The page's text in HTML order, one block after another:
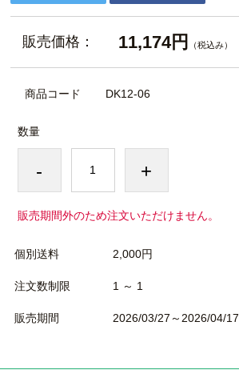
販売価格： 11,174円 （税込み）
商品コード DK12-06
数量
- +
販売期間外のため注文いただけません。
個別送料 2,000円
注文数制限 1 ～ 1
販売期間 2026/03/27～2026/04/17